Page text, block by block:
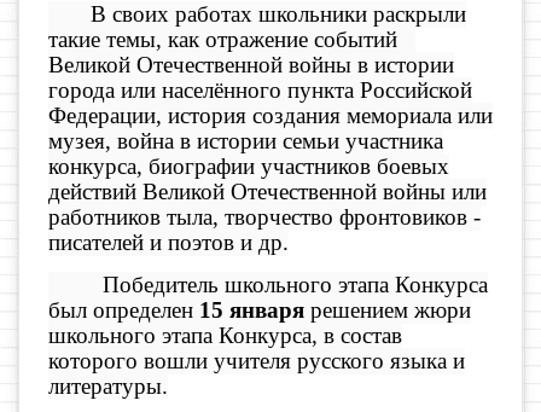
В своих работах школьники раскрыли
такие темы, как отражение событий
Великой Отечественной войны в истории
города или населённого пункта Российской
Федерации, история создания мемориала или
музея, война в истории семьи участника
конкурса, биографии участников боевых
действий Великой Отечественной войны или
работников тыла, творчество фронтовиков -
писателей и поэтов и др.
Победитель школьного этапа Конкурса
был определен 15 января решением жюри
школьного этапа Конкурса, в состав
которого вошли учителя русского языка и
литературы.